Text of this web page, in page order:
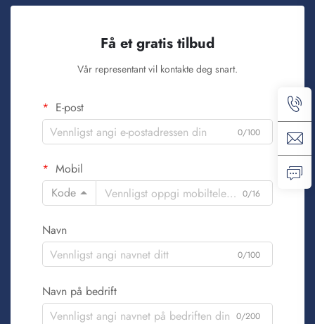
Få et gratis tilbud
Vår representant vil kontakte deg snart.
E-post
0/100
Mobil
Kode
0/16
Navn
0/100
Navn på bedrift
0/200